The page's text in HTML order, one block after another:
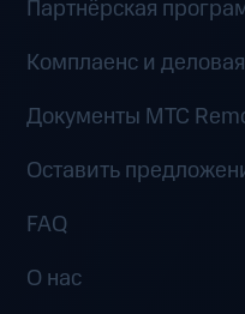
Партнёрская
Комплаенс и
Документы MTC
Оставить
FAQ
О нас